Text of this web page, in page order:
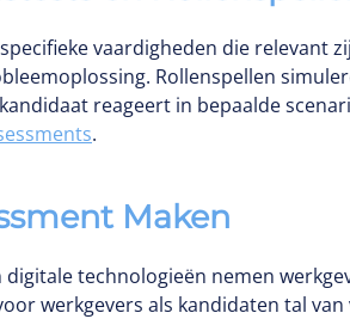
vaardigheden die relevant
Rollenspellen
reageert in bepaalde
.
Maken
technologieën nemen
werkgevers als kandidaten tal